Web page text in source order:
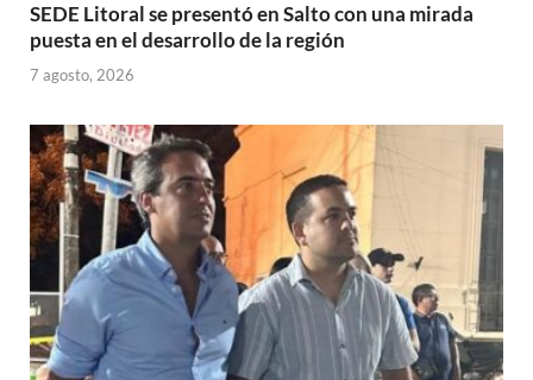
SEDE Litoral se presentó en Salto con una mirada
puesta en el desarrollo de la región
7 agosto, 2026